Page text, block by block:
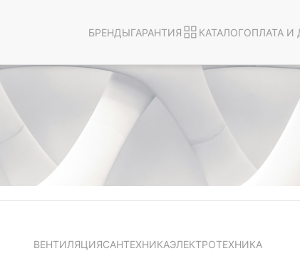
БРЕНДЫГАРАНТИЯ КАТАЛОГОПЛАТА И
ВЕНТИЛЯЦИЯСАНТЕХНИКАЭЛЕКТРОТЕХНИКА